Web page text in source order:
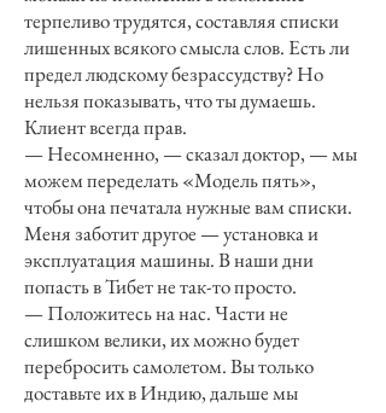
терпеливо трудятся, составляя списки
лишенных всякого смысла слов. Есть ли
предел людскому безрассудству? Но
нельзя показывать, что ты думаешь.
Клиент всегда прав.
— Несомненно, — сказал доктор, — мы
можем переделать «Модель пять»,
чтобы она печатала нужные вам списки.
Меня заботит другое — установка и
эксплуатация машины. В наши дни
попасть в Тибет не так-то просто.
— Положитесь на нас. Части не
слишком велики, их можно будет
перебросить самолетом. Вы только
доставьте их в Индию, дальше мы